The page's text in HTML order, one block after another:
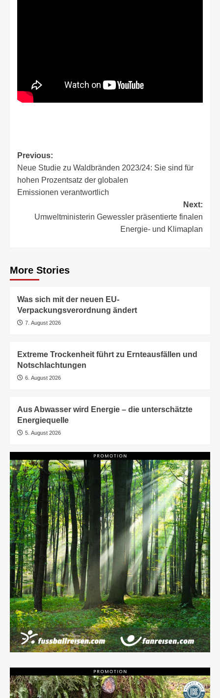
Post
navigation
Previous:
Neue Studie zu Waldbränden 2023/24: Sie sind für
hohen Prozentsatz der globalen
Emissionen verantwortlich
Next:
Umweltministerin Gewessler präsentierte finalen
Energie- und Klimaplan
More Stories
Was sich mit der neuen EU-
Verpackungsverordnung ändert
7. August 2026
Extreme Trockenheit führt zu Ernteausfällen und
Notschlachtungen
6. August 2026
Aus Abwasser wird Energie – die unterschätzte
Energiequelle
5. August 2026